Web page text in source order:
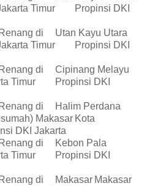
Timur
Propinsi DKI
di
Utan Kayu Utara
Timur
Propinsi DKI
di
Cipinang Melayu
Timur
Propinsi DKI
di
Halim Perdana
Makasar Kota
DKI Jakarta
di
Kebon Pala
Timur
Propinsi DKI
di
Makasar Makasar